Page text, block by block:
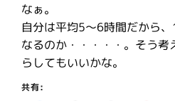
なぁ。
自分は平均5〜6時間だから
なるのか・・・・・。そう
らしてもいいかな。
共有: